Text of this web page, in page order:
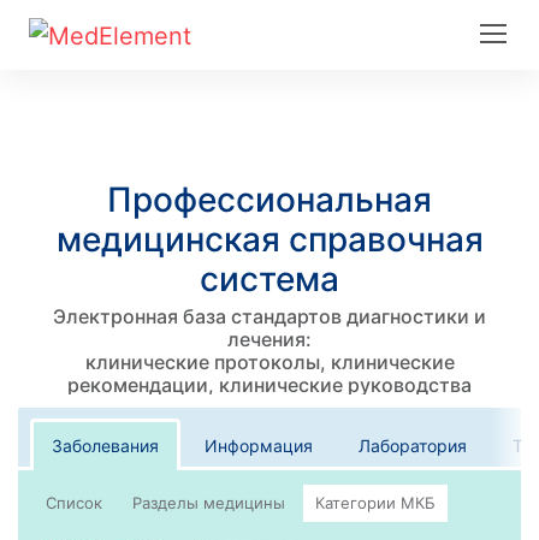
Профессиональная
медицинская справочная
система
Электронная база стандартов диагностики и
лечения:
клинические протоколы, клинические
рекомендации, клинические руководства
Заболевания Информация Лаборатория
Список